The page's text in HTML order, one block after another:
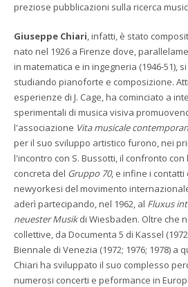
preziose pubblicazioni sulla ricerca
Giuseppe Chiari, infatti, è stato
nato nel 1926 a Firenze dove,
in matematica e in ingegneria (1946-51),
studiando pianoforte e composizione.
esperienze di J. Cage, ha cominciato a
sperimentali di musica visiva
l'associazione Vita musicale
per il suo sviluppo artistico furono, nei
l'incontro con S. Bussotti, il confronto
concreta del Gruppo 70, e infine i contatti
newyorkesi del movimento
aderì partecipando, nel 1962, al Fluxus
neuester Musikdi Wiesbaden. Oltre che
collettive, da Documenta 5 di Kassel
Biennale di Venezia (1972; 1976; 1978) a
Chiari ha sviluppato il suo complesso
numerosi concerti e peformance in